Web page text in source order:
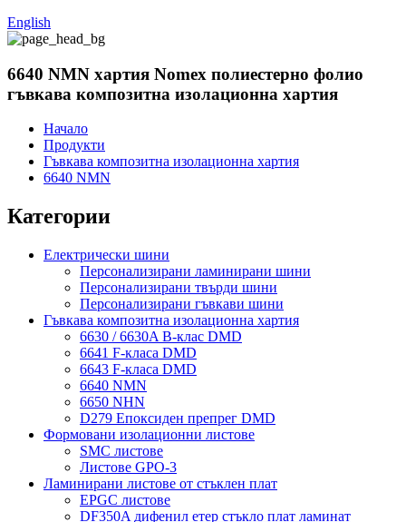
English
6640 NMN хартия Nomex полиестерно фолио
гъвкава композитна изолационна хартия
Начало
Продукти
Гъвкава композитна изолационна хартия
6640 NMN
Категории
Електрически шини
Персонализирани ламинирани шини
Персонализирани твърди шини
Персонализирани гъвкави шини
Гъвкава композитна изолационна хартия
6630 / 6630A B-клас DMD
6641 F-класа DMD
6643 F-класа DMD
6640 NMN
6650 NHN
D279 Епоксиден препрег DMD
Формовани изолационни листове
SMC листове
Листове GPO-3
Ламинирани листове от стъклен плат
EPGC листове
DF350A дифенил етер стъкло плат ламинат